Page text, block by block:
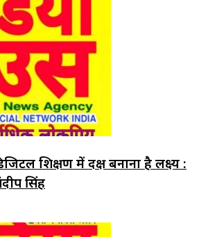
शिक्षण में दक्ष बनाना है लक्ष्य :
सिंह